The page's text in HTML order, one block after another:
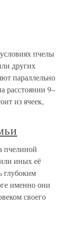
пчелы
других
параллельно
расстоянии 9–
из ячеек,
пчелиной
иных её
глубоким
именно они
своего